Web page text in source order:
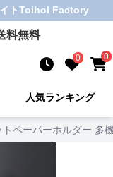
トToihol Factory
料無料
0 0
人気ランキング
トペーパーホルダー 多